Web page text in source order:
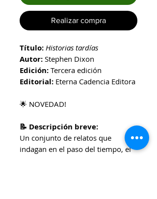
Realizar compra
Título: Historias tardías
Autor: Stephen Dixon
Edición: Tercera edición
Editorial: Eterna Cadencia Editora
🌟 NOVEDAD!
📝 Descripción breve:
Un conjunto de relatos que
indagan en el paso del tiempo, el